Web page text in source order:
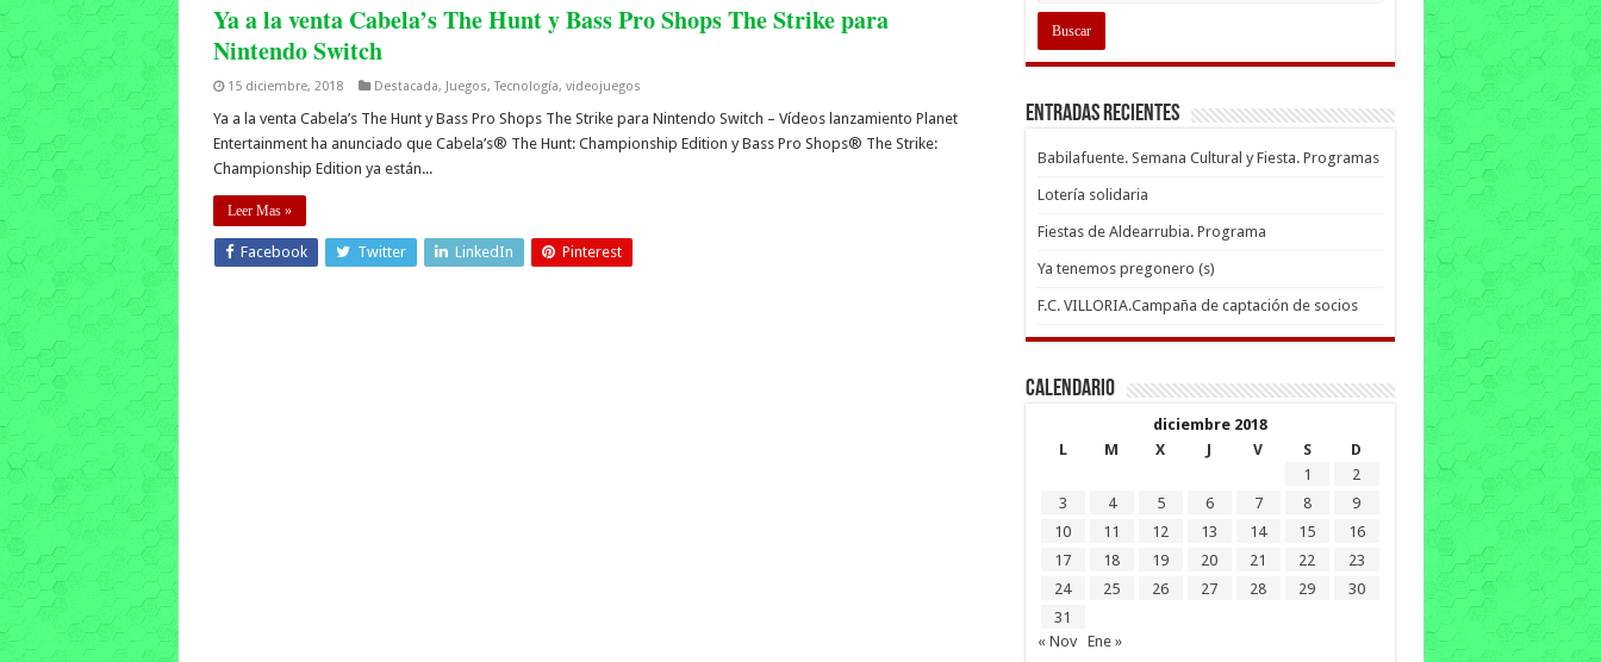
Ya a la venta Cabela’s The Hunt y Bass Pro Shops The Strike para
Nintendo Switch
15 diciembre, 2018 Destacada, Juegos,Tecnología, videojuegos
Ya a la venta Cabela’s The Hunt y Bass Pro Shops The Strike para Nintendo Switch – Vídeos lanzamiento Planet
Entertainment ha anunciado que Cabela’s® The Hunt: Championship Edition y Bass Pro Shops® The Strike:
Championship Edition ya están...
Leer Mas »
Facebook Twitter LinkedIn Pinterest
Entradas recientes
Babilafuente. Semana Cultural y Fiesta. Programas
Lotería solidaria
Fiestas de Aldearrubia. Programa
Ya tenemos pregonero (s)
F.C. VILLORIA.Campaña de captación de socios
Calendario
diciembre 2018
L
M X J V S
D
1
2
3
4 5 6 7 8
9
10
11 12 13 14 15
16
17
18 19 20 21 22
23
24
25 26 27 28 29
30
31
« Nov
Ene »